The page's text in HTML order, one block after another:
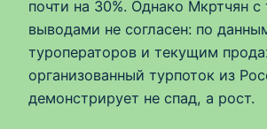
почти на 30%. Однако Мкртчян с
выводами не согласен: по
туроператоров и текущим
организованный турпоток из
демонстрирует не спад, а рост.